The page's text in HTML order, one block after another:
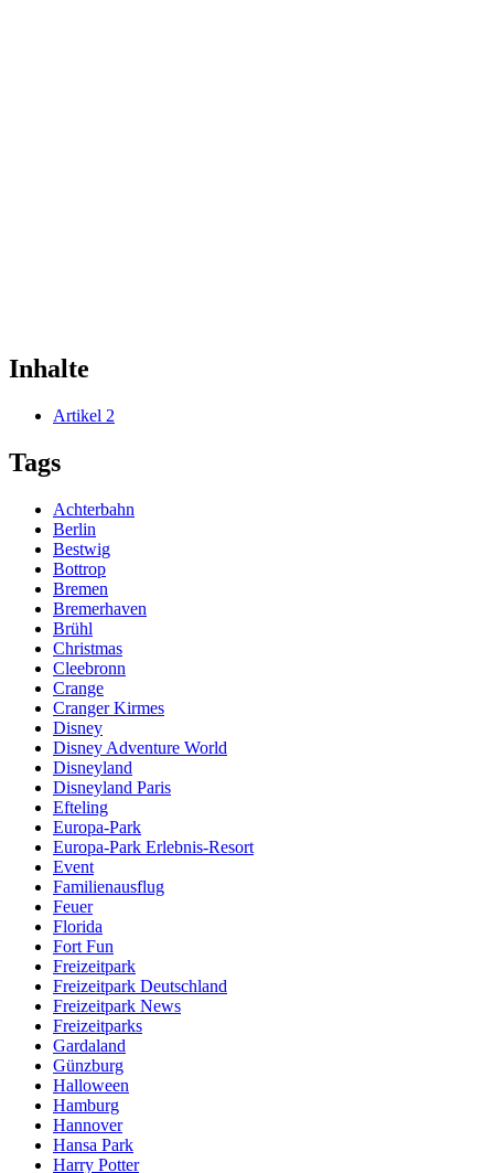
Inhalte
Artikel 2
Tags
Achterbahn
Berlin
Bestwig
Bottrop
Bremen
Bremerhaven
Brühl
Christmas
Cleebronn
Crange
Cranger Kirmes
Disney
Disney Adventure World
Disneyland
Disneyland Paris
Efteling
Europa-Park
Europa-Park Erlebnis-Resort
Event
Familienausflug
Feuer
Florida
Fort Fun
Freizeitpark
Freizeitpark Deutschland
Freizeitpark News
Freizeitparks
Gardaland
Günzburg
Halloween
Hamburg
Hannover
Hansa Park
Harry Potter